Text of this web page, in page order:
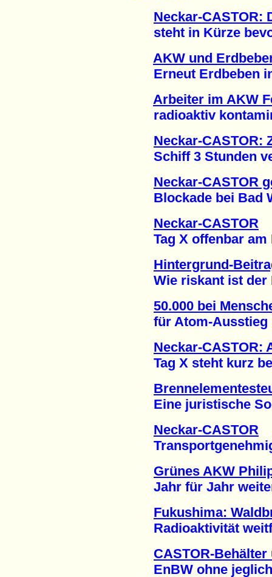
Neckar-CASTOR:
steht in Kürze
AKW und
Erneut Erdbeben in
Arbeiter im AKW
radioaktiv
Neckar-CASTOR:
Schiff 3 Stunden
Neckar-CASTOR
Blockade bei Bad
Neckar-CASTOR
Tag X offenbar am
Hintergrund-
Wie riskant ist der
50.000 bei
für Atom-Ausstieg
Neckar-CASTOR:
Tag X steht kurz
Eine juristische
Neckar-CASTOR
Grünes AKW
Jahr für Jahr
Fukushima:
Radioaktivität
CASTOR-
EnBW ohne